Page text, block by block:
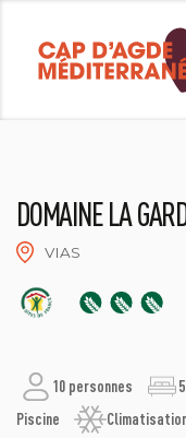
contenu
DOMAINE LA
VIAS
10 personnes
Piscine